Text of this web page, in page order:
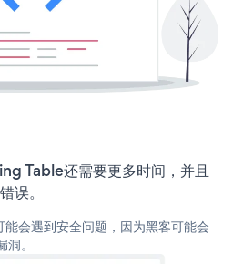
Table还需要更多时间，并且
误。
会遇到安全问题，因为黑客可能会
。